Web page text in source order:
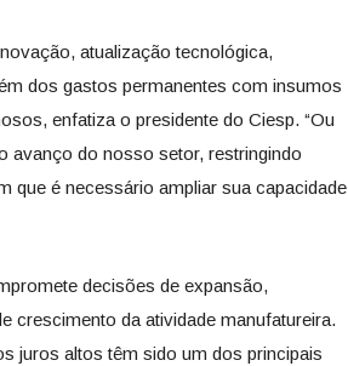
atualização tecnológica,
dos gastos permanentes com insumos
enfatiza o presidente do Ciesp. “Ou
avanço do nosso setor, restringindo
que é necessário ampliar sua capacidade
decisões de expansão,
crescimento da atividade manufatureira.
juros altos têm sido um dos principais